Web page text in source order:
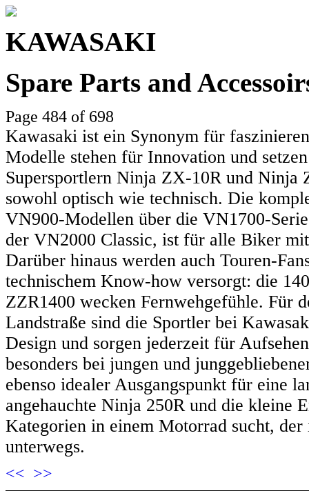
KAWASAKI
Spare Parts and
Page 484 of 698
Kawasaki ist ein Synonym für
Modelle stehen für Innovation und
Supersportlern Ninja ZX-10R und Ninja
sowohl optisch wie technisch. Die
VN900-Modellen über die VN1700-
der VN2000 Classic, ist für alle Biker
Darüber hinaus werden auch Touren-
technischem Know-how versorgt: die
ZZR1400 wecken Fernwehgefühle. Für
Landstraße sind die Sportler bei
Design und sorgen jederzeit für
besonders bei jungen und
ebenso idealer Ausgangspunkt für eine
angehauchte Ninja 250R und die kleine
Kategorien in einem Motorrad sucht,
unterwegs.
<< >>